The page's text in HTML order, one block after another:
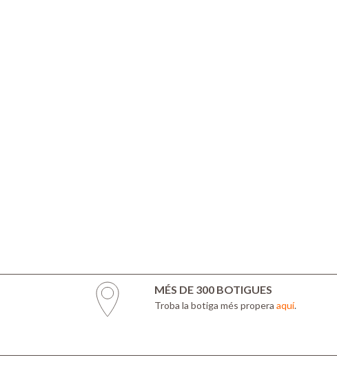
MÉS DE 300 BOTIGUES
Troba la botiga més properaaquí.